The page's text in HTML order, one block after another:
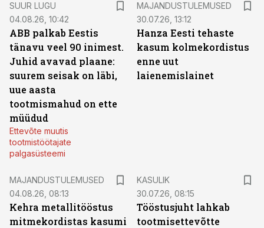
SUUR LUGU
04.08.26, 10:42
ABB palkab Eestis
tänavu veel 90 inimest.
Juhid avavad plaane:
suurem seisak on läbi,
uue aasta
tootmismahud on ette
müüdud
Ettevõte muutis
tootmistöötajate
palgasüsteemi
MAJANDUSTULEMUSED
30.07.26, 13:12
Hanza Eesti tehaste
kasum kolmekordistus
enne uut
laienemislainet
MAJANDUSTULEMUSED
04.08.26, 08:13
Kehra metallitööstus
mitmekordistas kasumi
KASULIK
30.07.26, 08:15
Tööstusjuht lahkab
tootmisettevõtte